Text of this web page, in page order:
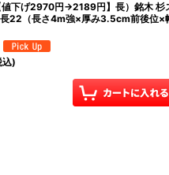
下げ2970円→2189円】長）銘木 杉
22（長さ4m強×厚み3.5cm前後位
込)